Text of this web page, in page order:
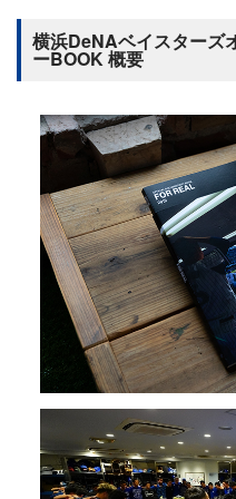
横浜DeNAベイスターズ
ーBOOK 概要